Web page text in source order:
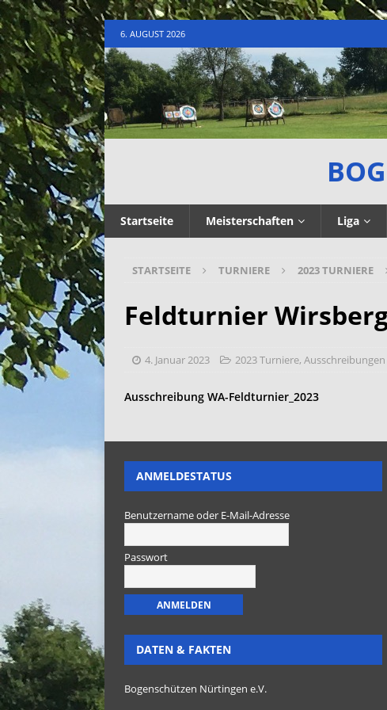
6. AUGUST 2026
Startseite Meisterschaften Liga
STARTSEITE TURNIERE 2023 TURNIERE
Feldturnier
4. Januar 2023 2023 Turniere,
Ausschreibung WA-Feldturnier_2023
ANMELDESTATUS
Benutzername oder E-Mail-Adresse
Passwort
DATEN & FAKTEN
Bogenschützen Nürtingen e.V.